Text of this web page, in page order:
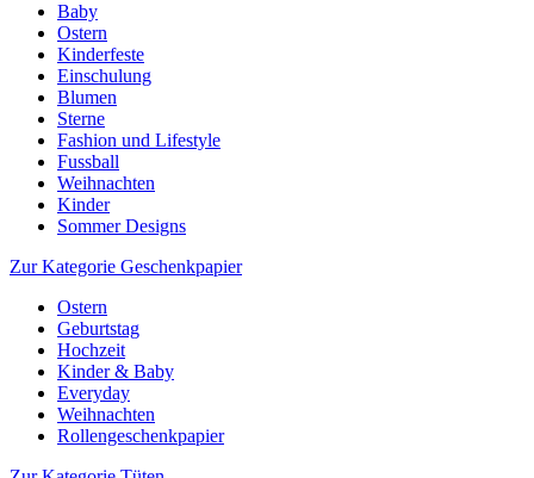
Baby
Ostern
Kinderfeste
Einschulung
Blumen
Sterne
Fashion und Lifestyle
Fussball
Weihnachten
Kinder
Sommer Designs
Zur Kategorie Geschenkpapier
Ostern
Geburtstag
Hochzeit
Kinder & Baby
Everyday
Weihnachten
Rollengeschenkpapier